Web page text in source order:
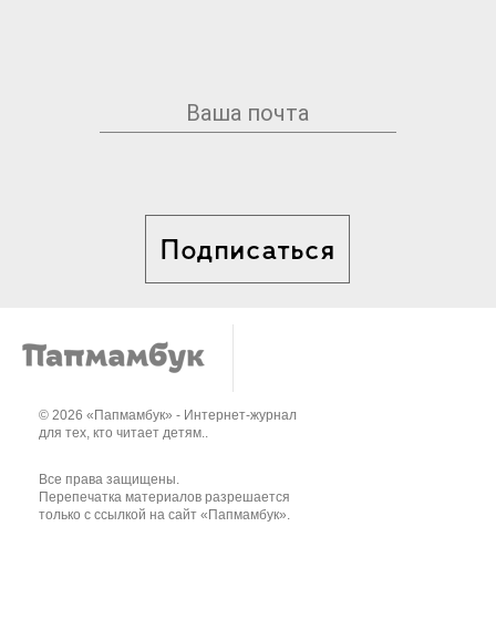
Подписаться
© 2026 «Папмамбук» - Интернет-журнал
для тех, кто читает детям..
Все права защищены.
Перепечатка материалов разрешается
только с ссылкой на сайт «Папмамбук».